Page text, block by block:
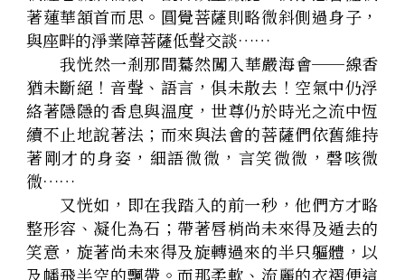
著蓮華頷首而思。圓覺菩薩則略微斜側過身子，
與座畔的淨業障菩薩低聲交談……
我恍然一剎那間驀然闖入華嚴海會──線香
猶未斷絕！音聲、語言，俱未散去！空氣中仍浮
絡著隱隱的香息與溫度，世尊仍於時光之流中恆
續不止地說著法；而來與法會的菩薩們依舊維持
著剛才的身姿，細語微微，言笑微微，磬咳微
微……
又恍如，即在我踏入的前一秒，他們方才略
整形容、凝化為石；帶著唇梢尚未來得及遁去的
笑意，旋著尚未來得及旋轉過來的半只軀體，以
及幡飛半空的飄帶。而那柔軟、流麗的衣褶便這